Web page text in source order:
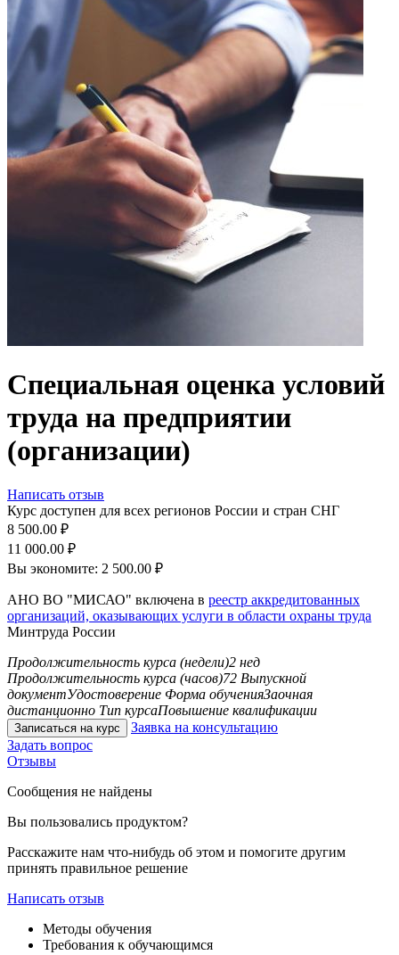
Специальная оценка условий
труда на предприятии
(организации)
Написать отзыв
Курс доступен для всех регионов России и стран СНГ
8 500.00 ₽
11 000.00 ₽
Вы экономите: 2 500.00 ₽
АНО ВО "МИСАО" включена в реестр аккредитованных
организаций, оказывающих услуги в области охраны труда
Минтруда России
Продолжительность курса (недели)2 нед
Продолжительность курса (часов)72 Выпускной
документУдостоверение Форма обученияЗаочная
дистанционно Тип курсаПовышение квалификации
Записаться на курс
Заявка на консультацию
Задать вопрос
Отзывы
Сообщения не найдены
Вы пользовались продуктом?
Расскажите нам что-нибудь об этом и помогите другим
принять правильное решение
Написать отзыв
Методы обучения
Требования к обучающимся